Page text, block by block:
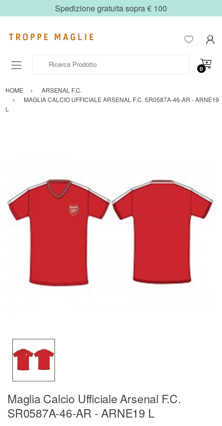
Spedizione gratuita sopra € 100
0
HOME
ARSENAL F.C.
MAGLIA CALCIO UFFICIALE ARSENAL F.C. SR0587A-46-AR - ARNE19
L
Maglia Calcio Ufficiale Arsenal F.C.
SR0587A-46-AR - ARNE19 L